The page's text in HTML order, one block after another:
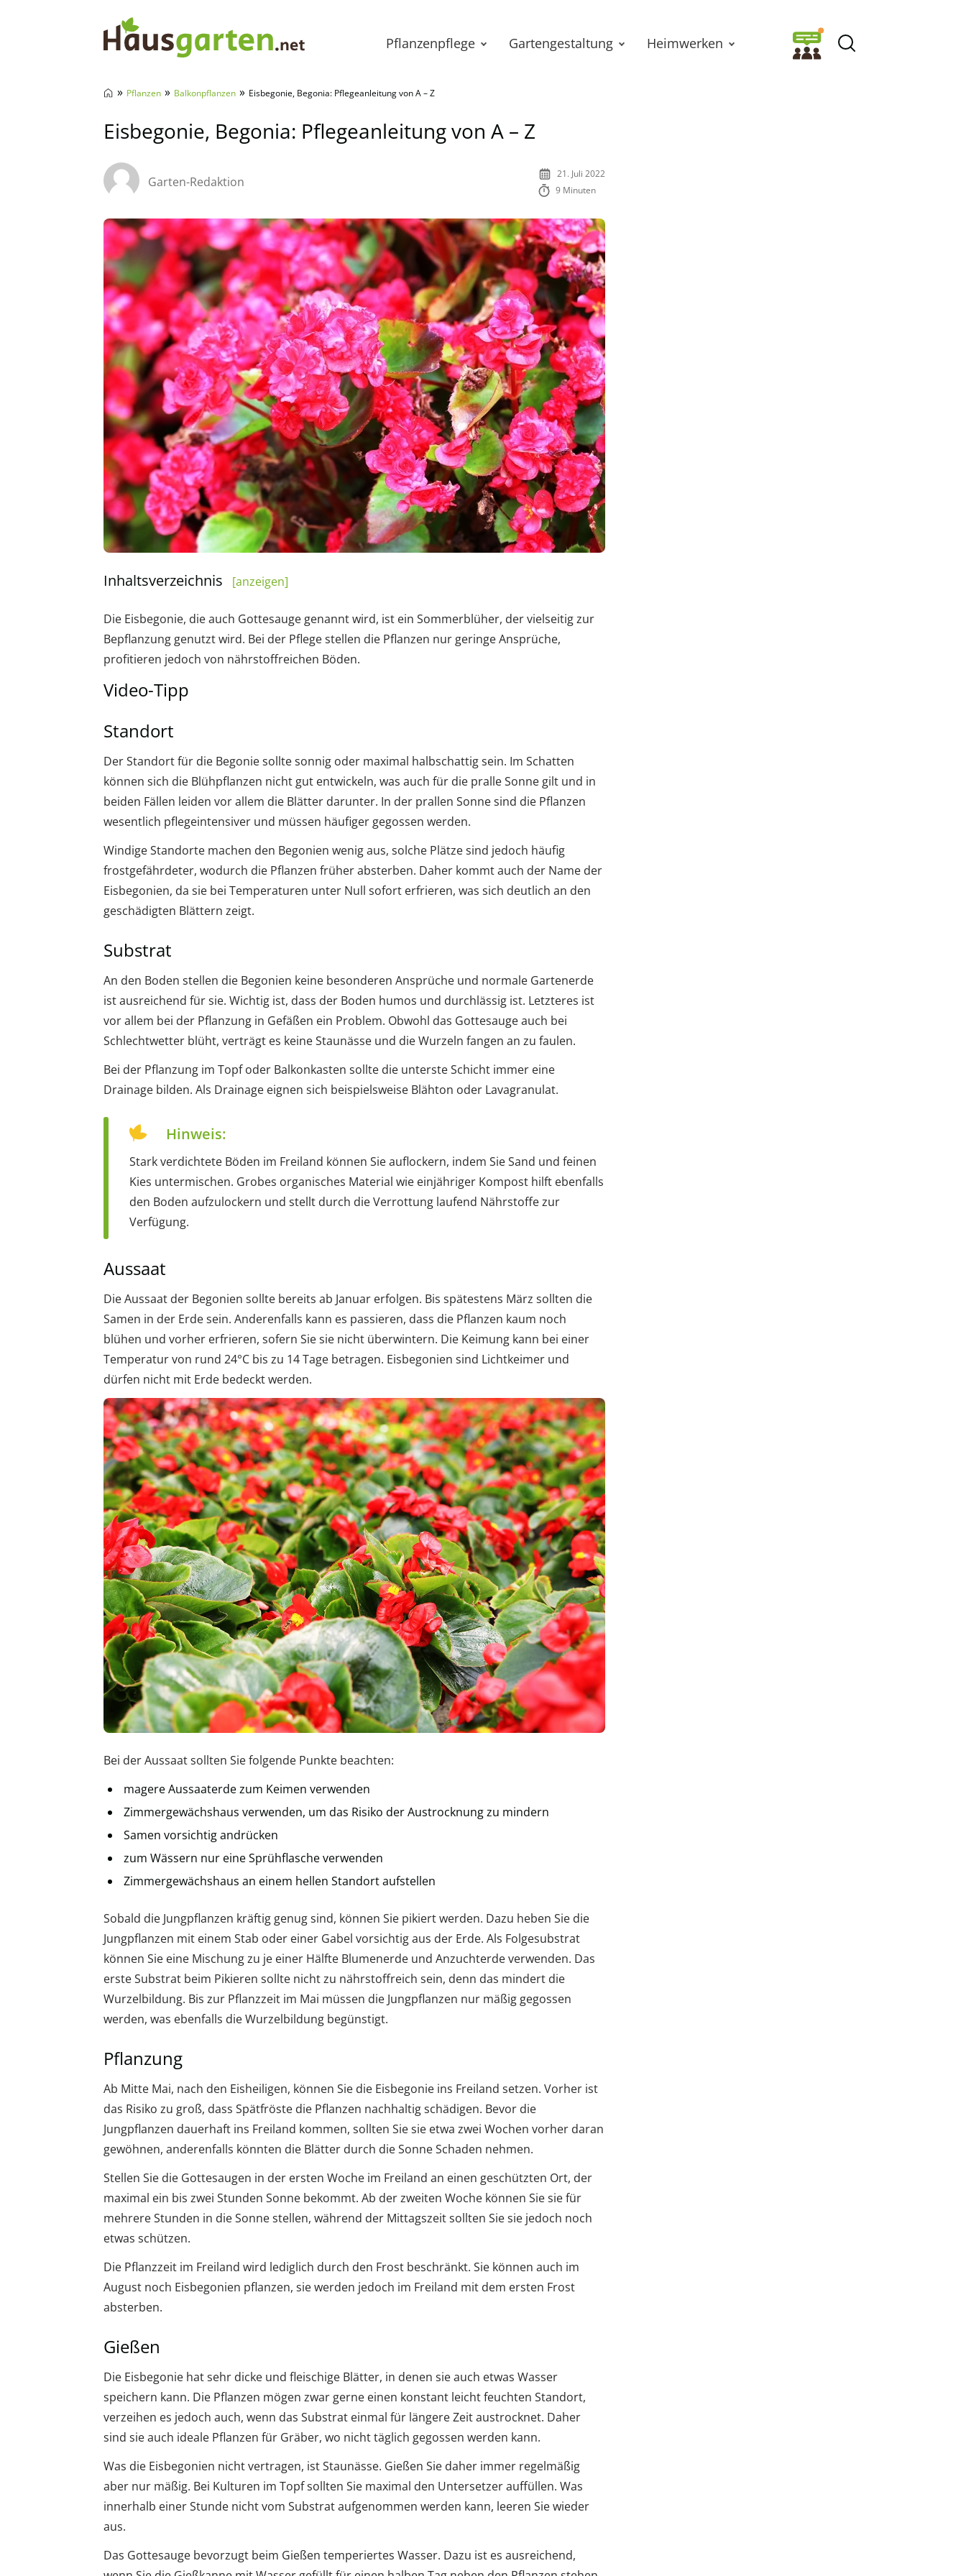
Pflanzenpflege Gartengestaltung Heimwerken
» Pflanzen » Balkonpflanzen » Eisbegonie, Begonia: Pflegeanleitung von A – Z
Eisbegonie, Begonia: Pflegeanleitung von A – Z
Garten-Redaktion
21. Juli 2022
9 Minuten
Inhaltsverzeichnis [anzeigen]
Die Eisbegonie, die auch Gottesauge genannt wird, ist ein Sommerblüher, der vielseitig zur
Bepflanzung genutzt wird. Bei der Pflege stellen die Pflanzen nur geringe Ansprüche,
profitieren jedoch von nährstoffreichen Böden.
Video-Tipp
Standort
Der Standort für die Begonie sollte sonnig oder maximal halbschattig sein. Im Schatten
können sich die Blühpflanzen nicht gut entwickeln, was auch für die pralle Sonne gilt und in
beiden Fällen leiden vor allem die Blätter darunter. In der prallen Sonne sind die Pflanzen
wesentlich pflegeintensiver und müssen häufiger gegossen werden.
Windige Standorte machen den Begonien wenig aus, solche Plätze sind jedoch häufig
frostgefährdeter, wodurch die Pflanzen früher absterben. Daher kommt auch der Name der
Eisbegonien, da sie bei Temperaturen unter Null sofort erfrieren, was sich deutlich an den
geschädigten Blättern zeigt.
Substrat
An den Boden stellen die Begonien keine besonderen Ansprüche und normale Gartenerde
ist ausreichend für sie. Wichtig ist, dass der Boden humos und durchlässig ist. Letzteres ist
vor allem bei der Pflanzung in Gefäßen ein Problem. Obwohl das Gottesauge auch bei
Schlechtwetter blüht, verträgt es keine Staunässe und die Wurzeln fangen an zu faulen.
Bei der Pflanzung im Topf oder Balkonkasten sollte die unterste Schicht immer eine
Drainage bilden. Als Drainage eignen sich beispielsweise Blähton oder Lavagranulat.
Hinweis:
Stark verdichtete Böden im Freiland können Sie auflockern, indem Sie Sand und feinen
Kies untermischen. Grobes organisches Material wie einjähriger Kompost hilft ebenfalls
den Boden aufzulockern und stellt durch die Verrottung laufend Nährstoffe zur
Verfügung.
Aussaat
Die Aussaat der Begonien sollte bereits ab Januar erfolgen. Bis spätestens März sollten die
Samen in der Erde sein. Anderenfalls kann es passieren, dass die Pflanzen kaum noch
blühen und vorher erfrieren, sofern Sie sie nicht überwintern. Die Keimung kann bei einer
Temperatur von rund 24°C bis zu 14 Tage betragen. Eisbegonien sind Lichtkeimer und
dürfen nicht mit Erde bedeckt werden.
Bei der Aussaat sollten Sie folgende Punkte beachten:
magere Aussaaterde zum Keimen verwenden
Zimmergewächshaus verwenden, um das Risiko der Austrocknung zu mindern
Samen vorsichtig andrücken
zum Wässern nur eine Sprühflasche verwenden
Zimmergewächshaus an einem hellen Standort aufstellen
Sobald die Jungpflanzen kräftig genug sind, können Sie pikiert werden. Dazu heben Sie die
Jungpflanzen mit einem Stab oder einer Gabel vorsichtig aus der Erde. Als Folgesubstrat
können Sie eine Mischung zu je einer Hälfte Blumenerde und Anzuchterde verwenden. Das
erste Substrat beim Pikieren sollte nicht zu nährstoffreich sein, denn das mindert die
Wurzelbildung. Bis zur Pflanzzeit im Mai müssen die Jungpflanzen nur mäßig gegossen
werden, was ebenfalls die Wurzelbildung begünstigt.
Pflanzung
Ab Mitte Mai, nach den Eisheiligen, können Sie die Eisbegonie ins Freiland setzen. Vorher ist
das Risiko zu groß, dass Spätfröste die Pflanzen nachhaltig schädigen. Bevor die
Jungpflanzen dauerhaft ins Freiland kommen, sollten Sie sie etwa zwei Wochen vorher daran
gewöhnen, anderenfalls könnten die Blätter durch die Sonne Schaden nehmen.
Stellen Sie die Gottesaugen in der ersten Woche im Freiland an einen geschützten Ort, der
maximal ein bis zwei Stunden Sonne bekommt. Ab der zweiten Woche können Sie sie für
mehrere Stunden in die Sonne stellen, während der Mittagszeit sollten Sie sie jedoch noch
etwas schützen.
Die Pflanzzeit im Freiland wird lediglich durch den Frost beschränkt. Sie können auch im
August noch Eisbegonien pflanzen, sie werden jedoch im Freiland mit dem ersten Frost
absterben.
Gießen
Die Eisbegonie hat sehr dicke und fleischige Blätter, in denen sie auch etwas Wasser
speichern kann. Die Pflanzen mögen zwar gerne einen konstant leicht feuchten Standort,
verzeihen es jedoch auch, wenn das Substrat einmal für längere Zeit austrocknet. Daher
sind sie auch ideale Pflanzen für Gräber, wo nicht täglich gegossen werden kann.
Was die Eisbegonien nicht vertragen, ist Staunässe. Gießen Sie daher immer regelmäßig
aber nur mäßig. Bei Kulturen im Topf sollten Sie maximal den Untersetzer auffüllen. Was
innerhalb einer Stunde nicht vom Substrat aufgenommen werden kann, leeren Sie wieder
aus.
Das Gottesauge bevorzugt beim Gießen temperiertes Wasser. Dazu ist es ausreichend,